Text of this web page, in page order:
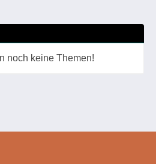
noch keine Themen!